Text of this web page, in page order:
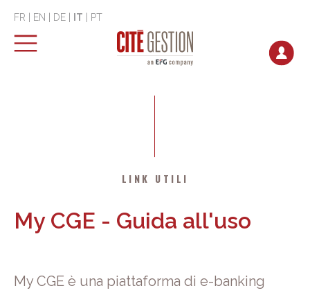
FR EN DE IT PT
LINK UTILI
My CGE - Guida all'uso
My CGE è una piattaforma di e-banking